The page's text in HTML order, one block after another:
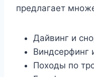
предлагает
Дайвинг и
Виндсерфинг
Походы по